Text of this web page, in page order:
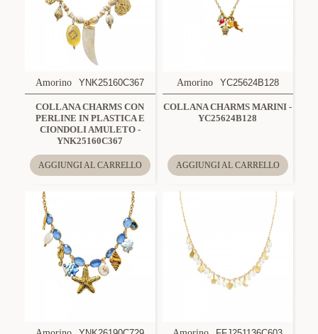
Amorino YNK25160C367
COLLANA CHARMS CON
PERLINE IN PLASTICA E
CIONDOLI AMULETO -
YNK25160C367
AGGIUNGI AL CARRELLO
Amorino YC25624B128
COLLANA CHARMS MARINI -
YC25624B128
AGGIUNGI AL CARRELLO